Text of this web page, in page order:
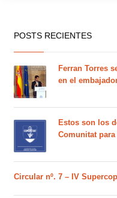
POSTS RECIENTES
Ferran Torres
en el
Estos son los
Comunitat para
Circular nº. 7 – IV